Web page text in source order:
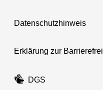
Datenschutzhinweis
Erklärung zur
DGS